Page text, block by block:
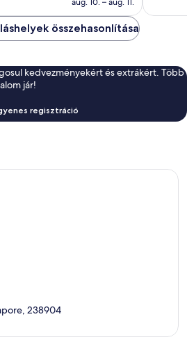
összehasonlítása
kedvezményekért és extrákért. Több
jár!
regisztráció
238904